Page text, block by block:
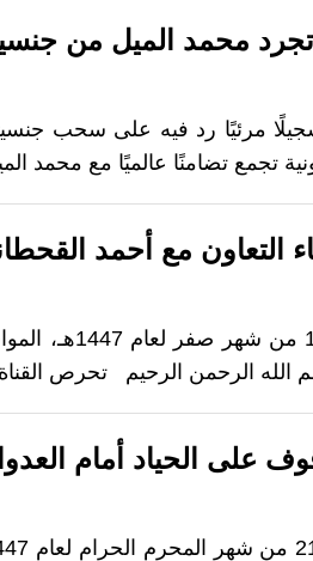
محمد الميل من
مرئيًا رد فيه على سحب
تجمع تضامنًا عالميًا مع محمد
التعاون مع أحمد
على الحياد أمام